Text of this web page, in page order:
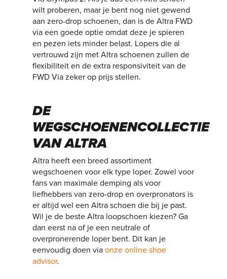
wilt proberen, maar je bent nog niet gewend
aan zero-drop schoenen, dan is de Altra FWD
via een goede optie omdat deze je spieren
en pezen iets minder belast. Lopers die al
vertrouwd zijn met Altra schoenen zullen de
flexibiliteit en de extra responsiviteit van de
FWD Via zeker op prijs stellen.
DE
WEGSCHOENENCOLLECTIE
VAN ALTRA
Altra heeft een breed assortiment
wegschoenen voor elk type loper. Zowel voor
fans van maximale demping als voor
liefhebbers van zero-drop en overpronators is
er altijd wel een Altra schoen die bij je past.
Wil je de beste Altra loopschoen kiezen? Ga
dan eerst na of je een neutrale of
overpronerende loper bent. Dit kan je
eenvoudig doen viaonze online shoe
advisor.